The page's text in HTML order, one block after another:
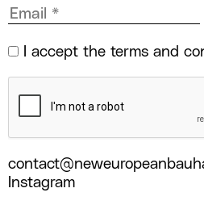
I accept the terms and
Instagram